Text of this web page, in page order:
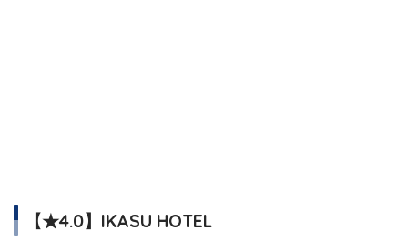
【★4.0】IKASU HOTEL